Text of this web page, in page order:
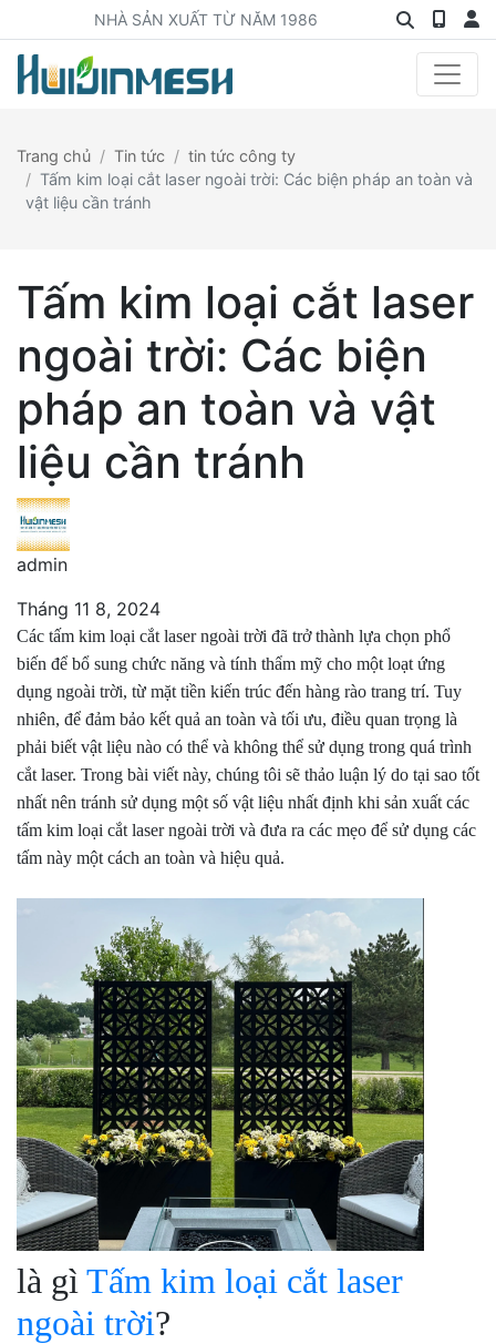
NHÀ SẢN XUẤT TỪ NĂM 1986
Trang chủ Tin tức
tin tức công ty
Tấm kim loại cắt laser ngoài trời: Các biện pháp an toàn và
vật liệu cần tránh
Tấm kim loại cắt laser
ngoài trời: Các biện
pháp an toàn và vật
liệu cần tránh
admin
Tháng 11 8, 2024
Các tấm kim loại cắt laser ngoài trời đã trở thành lựa chọn phổ
biến để bổ sung chức năng và tính thẩm mỹ cho một loạt ứng
dụng ngoài trời, từ mặt tiền kiến ​​trúc đến hàng rào trang trí. Tuy
nhiên, để đảm bảo kết quả an toàn và tối ưu, điều quan trọng là
phải biết vật liệu nào có thể và không thể sử dụng trong quá trình
cắt laser. Trong bài viết này, chúng tôi sẽ thảo luận lý do tại sao tốt
nhất nên tránh sử dụng một số vật liệu nhất định khi sản xuất các
tấm kim loại cắt laser ngoài trời và đưa ra các mẹo để sử dụng các
tấm này một cách an toàn và hiệu quả.
là gì Tấm kim loại cắt laser
ngoài trời?